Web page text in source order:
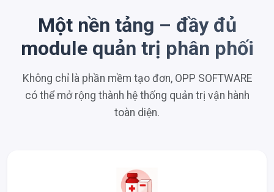
Một nền tảng – đầy đủ
module quản trị phân phối
Không chỉ là phần mềm tạo đơn, OPP SOFTWARE
có thể mở rộng thành hệ thống quản trị vận hành
toàn diện.